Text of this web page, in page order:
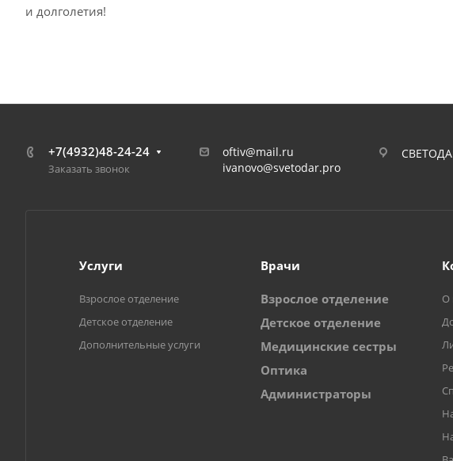
и долголетия!
+7(4932)48-24-24
Заказать звонок
oftiv@mail.ru
ivanovo@svetodar.pro
Услуги
Взрослое отделение
Детское отделение
Дополнительные услуги
Врачи
Взрослое отделение
Детское отделение
Медицинские сестры
Оптика
Администраторы
О